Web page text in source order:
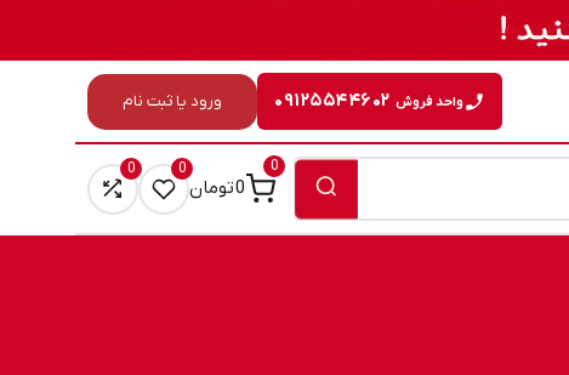
۰۹۱۲۵۵۴۴۶۰۲ واحد فروش ورود یا ثبت نام
0
0تومان
0
0